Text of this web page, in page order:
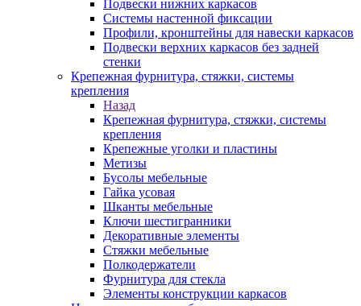
Подвески нижних каркасов
Системы настенной фиксации
Профили, кронштейны для навески каркасов
Подвески верхних каркасов без задней
стенки
Крепежная фурнитура, стяжки, системы
крепления
Назад
Крепежная фурнитура, стяжки, системы
крепления
Крепежные уголки и пластины
Метизы
Бусолы мебельные
Гайка усовая
Шканты мебельные
Ключи шестигранники
Декоративные элементы
Стяжки мебельные
Полкодержатели
Фурнитура для стекла
Элементы конструкции каркасов